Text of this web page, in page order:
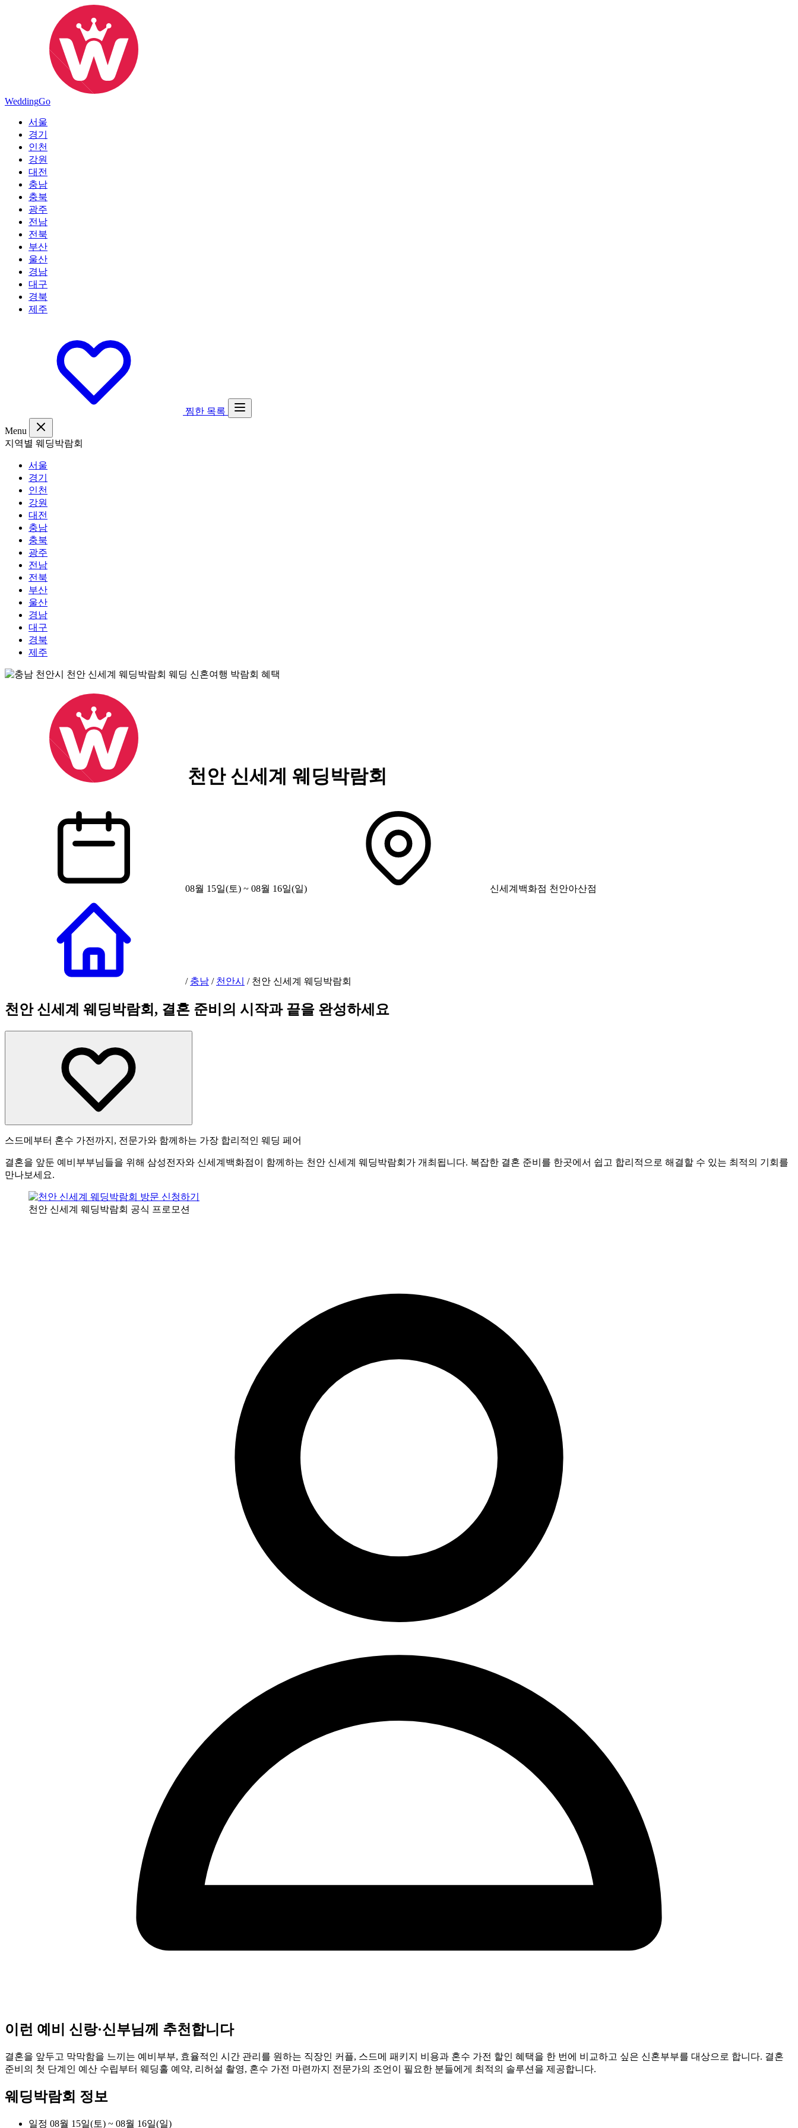
WeddingGo
서울
경기
인천
강원
대전
충남
충북
광주
전남
전북
부산
울산
경남
대구
경북
제주
찜한 목록
Menu
지역별 웨딩박람회
서울
경기
인천
강원
대전
충남
충북
광주
전남
전북
부산
울산
경남
대구
경북
제주
천안 신세계 웨딩박람회
08월 15일(토) ~ 08월 16일(일) 신세계백화점 천안아산점
/ 충남 / 천안시 / 천안 신세계 웨딩박람회
천안 신세계 웨딩박람회, 결혼 준비의 시작과 끝을 완성하세요
스드메부터 혼수 가전까지, 전문가와 함께하는 가장 합리적인 웨딩 페어
결혼을 앞둔 예비부부님들을 위해 삼성전자와 신세계백화점이 함께하는 천안 신세계 웨딩박람회가 개최됩니다. 복잡한 결혼 준비를 한곳에서 쉽고 합리적으로 해결할 수 있는 최적의 기회를
만나보세요.
천안 신세계 웨딩박람회 공식 프로모션
이런 예비 신랑·신부님께 추천합니다
결혼을 앞두고 막막함을 느끼는 예비부부, 효율적인 시간 관리를 원하는 직장인 커플, 스드메 패키지 비용과 혼수 가전 할인 혜택을 한 번에 비교하고 싶은 신혼부부를 대상으로 합니다. 결혼
준비의 첫 단계인 예산 수립부터 웨딩홀 예약, 리허설 촬영, 혼수 가전 마련까지 전문가의 조언이 필요한 분들에게 최적의 솔루션을 제공합니다.
웨딩박람회 정보
일정 08월 15일(토) ~ 08월 16일(일)